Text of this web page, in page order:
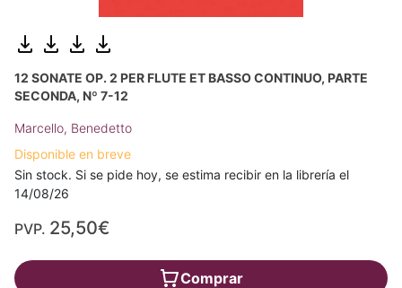
12 SONATE OP. 2 PER FLUTE ET BASSO CONTINUO, PARTE
SECONDA, Nº 7-12
Marcello, Benedetto
Disponible en breve
Sin stock. Si se pide hoy, se estima recibir en la librería el
14/08/26
PVP. 25,50€
Comprar